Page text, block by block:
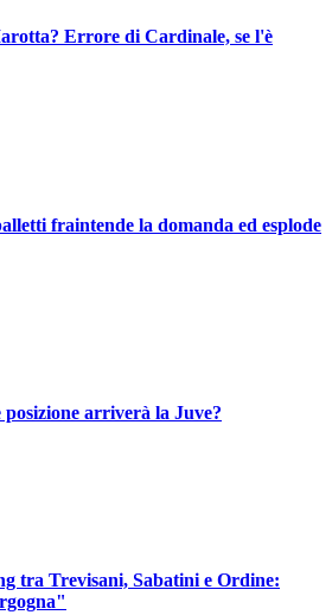
Errore di Cardinale, se l'è
fraintende la domanda ed esplode
arriverà la Juve?
tra Trevisani, Sabatini e Ordine: